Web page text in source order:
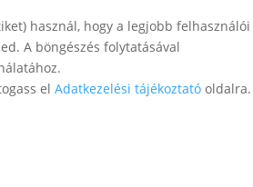
használ, hogy a legjobb felhasználói
A böngészés folytatásával
el Adatkezelési tájékoztató oldalra.